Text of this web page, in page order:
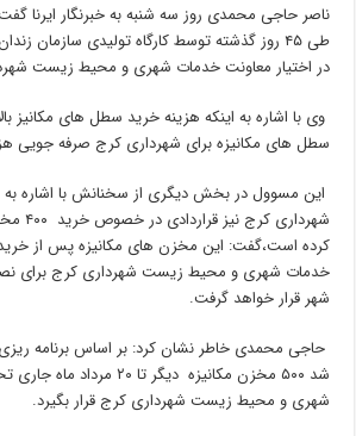
ناصر حاجی محمدی روز سه شنبه به خبرنگار ایرنا
طی ۴۵ روز گذشته توسط کارگاه تولیدی سازمان
در اختیار معاونت خدمات شهری و محیط زیست
وی با اشاره به اینکه هزینه خرید سطل های مکانیز
سطل های مکانیزه برای شهرداری کرج صرفه جویی
این مسوول در بخش دیگری از سخنانش با اشاره به
کرده است،‌گفت: این مخزن های مکانیزه پس از
خدمات شهری و محیط زیست شهرداری کرج برای
شهر قرار خواهد گرفت.
حاجی محمدی خاطر نشان کرد: بر اساس برنامه
شد ۵۰۰ مخزن مکانیزه دیگر تا
شهری و محیط زیست شهرداری کرج قرار بگیرد.